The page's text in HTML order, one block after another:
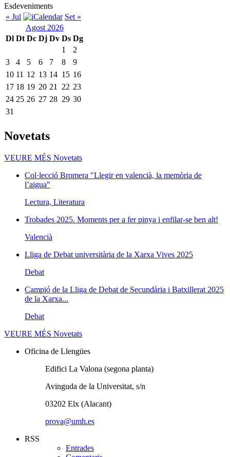
Esdeveniments
« Jul
Set »
Agost 2026
Dl Dt Dc Dj Dv Ds Dg
1
2
3
4 5 6 7 8
9
10 11 12 13 14 15 16
17 18 19 20 21 22 23
24 25 26 27 28 29 30
31
Novetats
VEURE MÉS Novetats
Col·lecció Bromera "Llegir en valencià, la memòria de
l’aigua"
Lectura, Literatura
Trobades 2025. Moments per a fer pinya i enfilar-se ben alt!
Valencià
Lliga de Debat universitària de la Xarxa Vives 2025
Debat
Campió de la Lliga de Debat de Secundària i Batxillerat 2025
de la Xarxa...
Debat
VEURE MÉS Novetats
Oficina de Llengües
Edifici La Valona (segona planta)
Avinguda de la Universitat, s/n
03202 Elx (Alacant)
prova@umh.es
RSS
Entrades